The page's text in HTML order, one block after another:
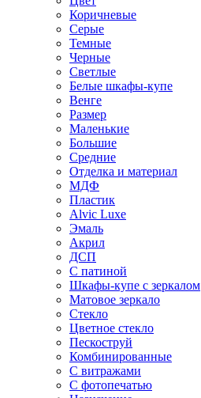
Коричневые
Серые
Темные
Черные
Светлые
Белые шкафы-купе
Венге
Размер
Маленькие
Большие
Средние
Отделка и материал
МДФ
Пластик
Alvic Luxe
Эмаль
Акрил
ДСП
С патиной
Шкафы-купе с зеркалом
Матовое зеркало
Стекло
Цветное стекло
Пескоструй
Комбинированные
С витражами
С фотопечатью